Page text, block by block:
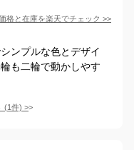
格と在庫を楽天でチェック >>
ンプルな色とデザイ
も二輪で動かしやす
(1件) >